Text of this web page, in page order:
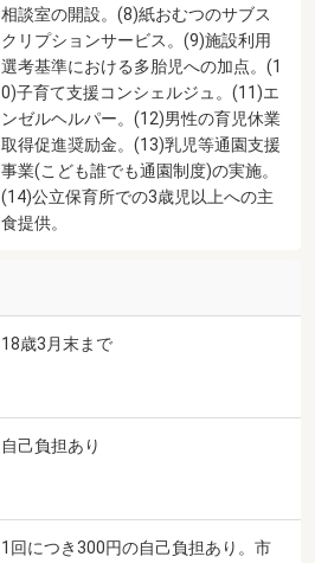
相談室の開設。(8)紙おむつのサブス
クリプションサービス。(9)施設利用
選考基準における多胎児への加点。(1
0)子育て支援コンシェルジュ。(11)エ
ンゼルヘルパー。(12)男性の育児休業
取得促進奨励金。(13)乳児等通園支援
事業(こども誰でも通園制度)の実施。
(14)公立保育所での3歳児以上への主
食提供。
18歳3月末まで
自己負担あり
1回につき300円の自己負担あり。市